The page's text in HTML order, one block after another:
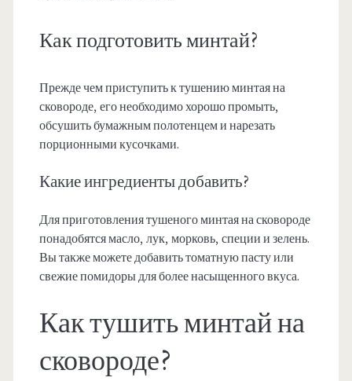
Как подготовить минтай?
Прежде чем приступить к тушению минтая на
сковороде, его необходимо хорошо промыть,
обсушить бумажным полотенцем и нарезать
порционными кусочками.
Какие ингредиенты добавить?
Для приготовления тушеного минтая на сковороде
понадобятся масло, лук, морковь, специи и зелень.
Вы также можете добавить томатную пасту или
свежие помидоры для более насыщенного вкуса.
Как тушить минтай на
сковороде?